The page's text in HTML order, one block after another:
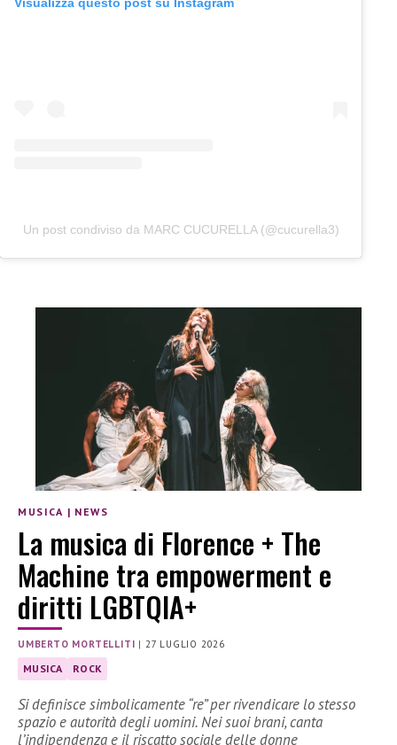
Un post condiviso da MARC CUCURELLA (@cucurella3)
MUSICA | NEWS
La musica di Florence + The
Machine tra empowerment e
diritti LGBTQIA+
UMBERTO MORTELLITI | 27 LUGLIO 2026
MUSICA ROCK
Si definisce simbolicamente “re” per rivendicare lo stesso
spazio e autorità degli uomini. Nei suoi brani, canta
l’indipendenza e il riscatto sociale delle donne